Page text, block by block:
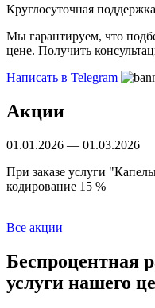
Круглосуточная
Мы гарантируем, что
цене. Получить
Написать в Telegram
Акции
01.01.2026 — 01.03.2026
При заказе услуги
кодирование 15 %
Все акции
Беспроцентная
услуги нашего